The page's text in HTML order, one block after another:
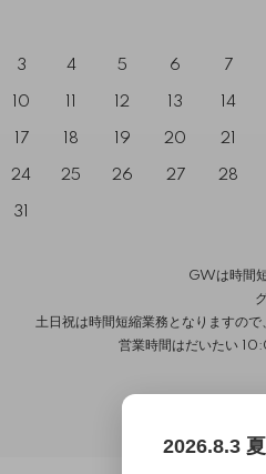
3 4 5 6 7
10 12 13 14
17 18 19 20 21
24 25 26 27 28
31
GWは時間
土日祝は時間短縮業務となりますの
営業時間はだいたい
2026.8.3